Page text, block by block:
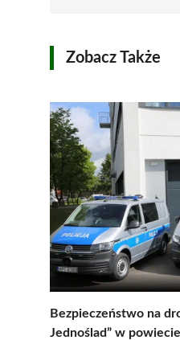
Zobacz Także
Bezpieczeństwo na
Jednoślad” w